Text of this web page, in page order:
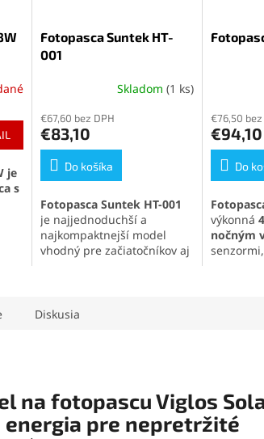
je
s
Fotopasca Suntek HT-
001
produktu
je
4,5
5
hviezdičiek.
Skladom (1 ks)
€67,60 bez DPH
€83,10
Do košíka
Fotopasca Suntek HT-001
je najjednoduchší a
najkompaktnejší model
vhodný pre začiatočníkov aj
svetielpre nočné videnie a
aj v zlom počasí.
€76,50 bez
€94,10
Do
výkonná
nočným
uchytenia
hliníkový
klasický
Diskusia
na fotopascu Viglos
pre nepretržité